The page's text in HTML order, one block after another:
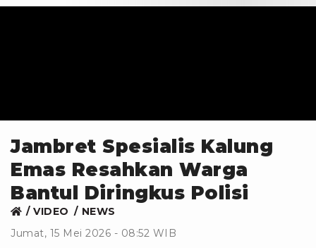
Jambret Spesialis Kalung
Emas Resahkan Warga
Bantul Diringkus Polisi
VIDEO
NEWS
Jumat, 15 Mei 2026 - 08:52 WIB